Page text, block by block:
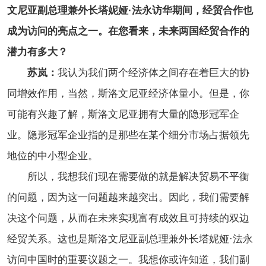
文尼亚副总理兼外长塔妮娅·法永访华期间，经贸合作也
成为访问的亮点之一。在您看来，未来两国经贸合作的
潜力有多大？
苏岚： 我认为我们两个经济体之间存在着巨大的协
同增效作用，当然，斯洛文尼亚经济体量小。但是，你
可能有兴趣了解，斯洛文尼亚拥有大量的隐形冠军企
业。隐形冠军企业指的是那些在某个细分市场占据领先
地位的中小型企业。
所以，我想我们现在需要做的就是解决贸易不平衡
的问题，因为这一问题越来越突出。因此，我们需要解
决这个问题，从而在未来实现富有成效且可持续的双边
经贸关系。这也是斯洛文尼亚副总理兼外长塔妮娅·法永
访问中国时的重要议题之一。我想你或许知道，我们副